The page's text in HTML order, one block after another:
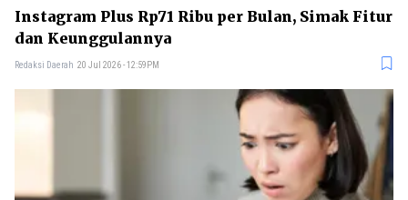
Instagram Plus Rp71 Ribu per Bulan, Simak Fitur
dan Keunggulannya
Redaksi Daerah 20 Jul 2026 - 12:59PM